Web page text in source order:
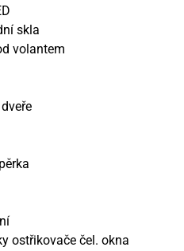
skla
volantem
ostřikovače čel. okna